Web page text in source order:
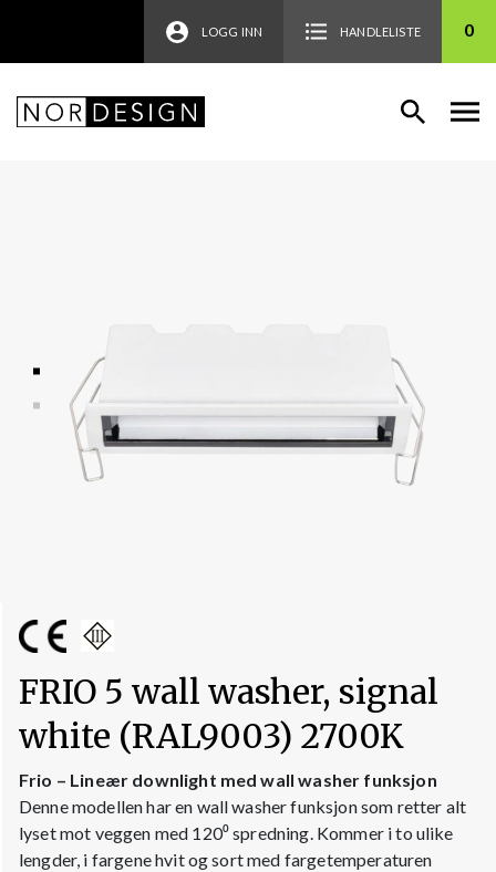
LOGG INN HANDLELISTE 0
FRIO 5 wall washer, signal
white (RAL9003) 2700K
Frio – Lineær downlight med wall washer funksjon
Denne modellen har en wall washer funksjon som retter alt
lyset mot veggen med 120⁰ spredning. Kommer i to ulike
lengder, i fargene hvit og sort med fargetemperaturen